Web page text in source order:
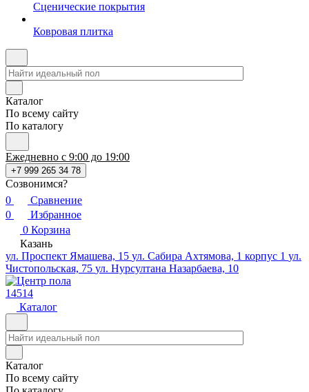
Сценические покрытия
Ковровая плитка
Каталог
По всему сайту
По каталогу
Ежедневно с 9:00 до 19:00
+7 999 265 34 78
Созвонимся?
0
Сравнение
0
Избранное
0 Корзина
Казань
ул. Проспект Ямашева, 15 ул. Сабира Ахтямова, 1 корпус 1 ул.
Чистопольская, 75 ул. Нурсултана Назарбаева, 10
14514
Каталог
Каталог
По всему сайту